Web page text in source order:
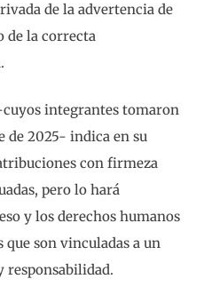
de la advertencia de
de la correcta
integrantes tomaron
de 2025- indica en su
con firmeza
pero lo hará
y los derechos humanos
que son vinculadas a un
responsabilidad.